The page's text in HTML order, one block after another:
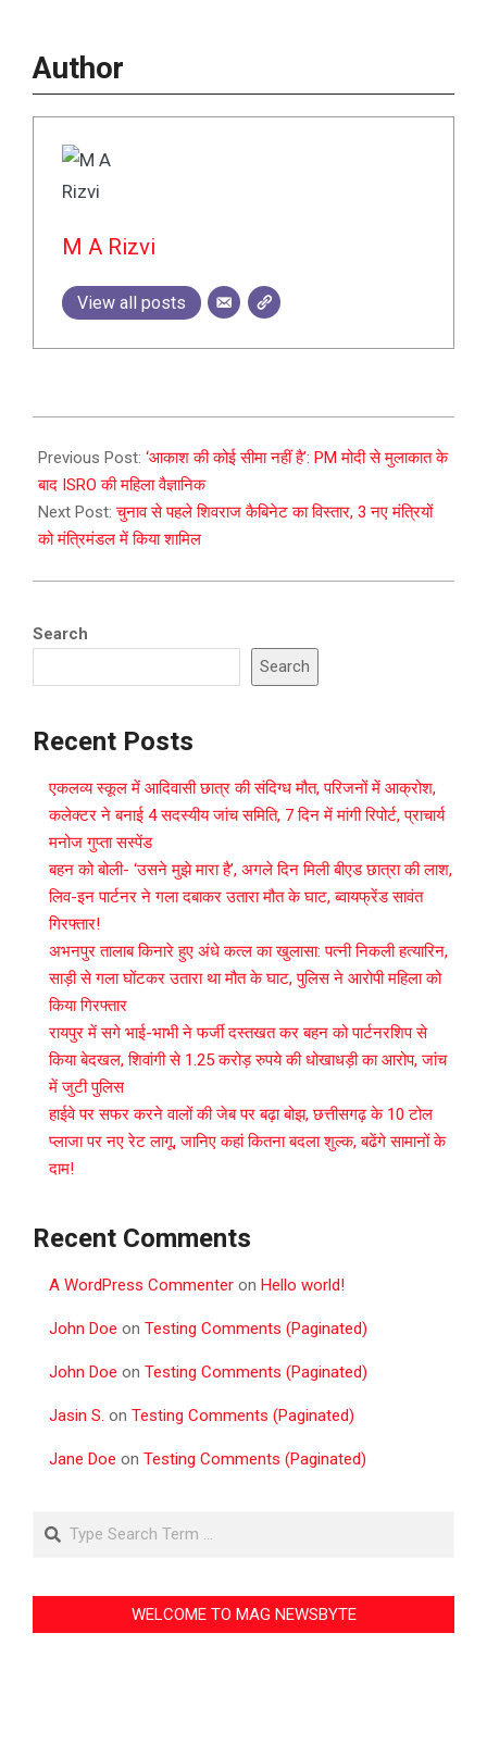
Author
M A Rizvi
View all posts
08-
26
Previous Post: ‘आकाश की कोई सीमा नहीं है’: PM मोदी से मुलाकात के
बाद ISRO की महिला वैज्ञानिक
Next Post:चुनाव से पहले शिवराज कैबिनेट का विस्तार, 3 नए मंत्रियों
को मंत्रिमंडल में किया शामिल
Search
Search
Recent Posts
एकलव्य स्कूल में आदिवासी छात्र की संदिग्ध मौत, परिजनों में आक्रोश,
कलेक्टर ने बनाई 4 सदस्यीय जांच समिति, 7 दिन में मांगी रिपोर्ट, प्राचार्य
मनोज गुप्ता सस्पेंड
बहन को बोली- ‘उसने मुझे मारा है’, अगले दिन मिली बीएड छात्रा की लाश,
लिव-इन पार्टनर ने गला दबाकर उतारा मौत के घाट, ब्वायफ्रेंड सावंत
गिरफ्तार!
अभनपुर तालाब किनारे हुए अंधे कत्ल का खुलासा: पत्नी निकली हत्यारिन,
साड़ी से गला घोंटकर उतारा था मौत के घाट, पुलिस ने आरोपी महिला को
किया गिरफ्तार
रायपुर में सगे भाई-भाभी ने फर्जी दस्तखत कर बहन को पार्टनरशिप से
किया बेदखल, शिवांगी से 1.25 करोड़ रुपये की धोखाधड़ी का आरोप, जांच
में जुटी पुलिस
हाईवे पर सफर करने वालों की जेब पर बढ़ा बोझ, छत्तीसगढ़ के 10 टोल
प्लाजा पर नए रेट लागू, जानिए कहां कितना बदला शुल्क, बढेंगे सामानों के
दाम!
Recent Comments
A WordPress Commenter on Hello world!
John Doe on Testing Comments (Paginated)
John Doe on Testing Comments (Paginated)
Jasin S. on Testing Comments (Paginated)
Jane Doe on Testing Comments (Paginated)
Search
WELCOME TO MAG NEWSBYTE